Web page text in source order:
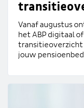
Vanaf augustus
het ABP digitaal
transitieoverzicht
jouw